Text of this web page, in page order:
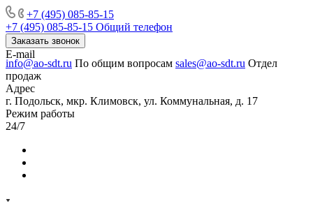
+7 (495) 085-85-15
+7 (495) 085-85-15 Общий телефон
Заказать звонок
E-mail
info@ao-sdt.ru По общим вопросам sales@ao-sdt.ru Отдел
продаж
Адрес
г. Подольск, мкр. Климовск, ул. Коммунальная, д. 17
Режим работы
24/7